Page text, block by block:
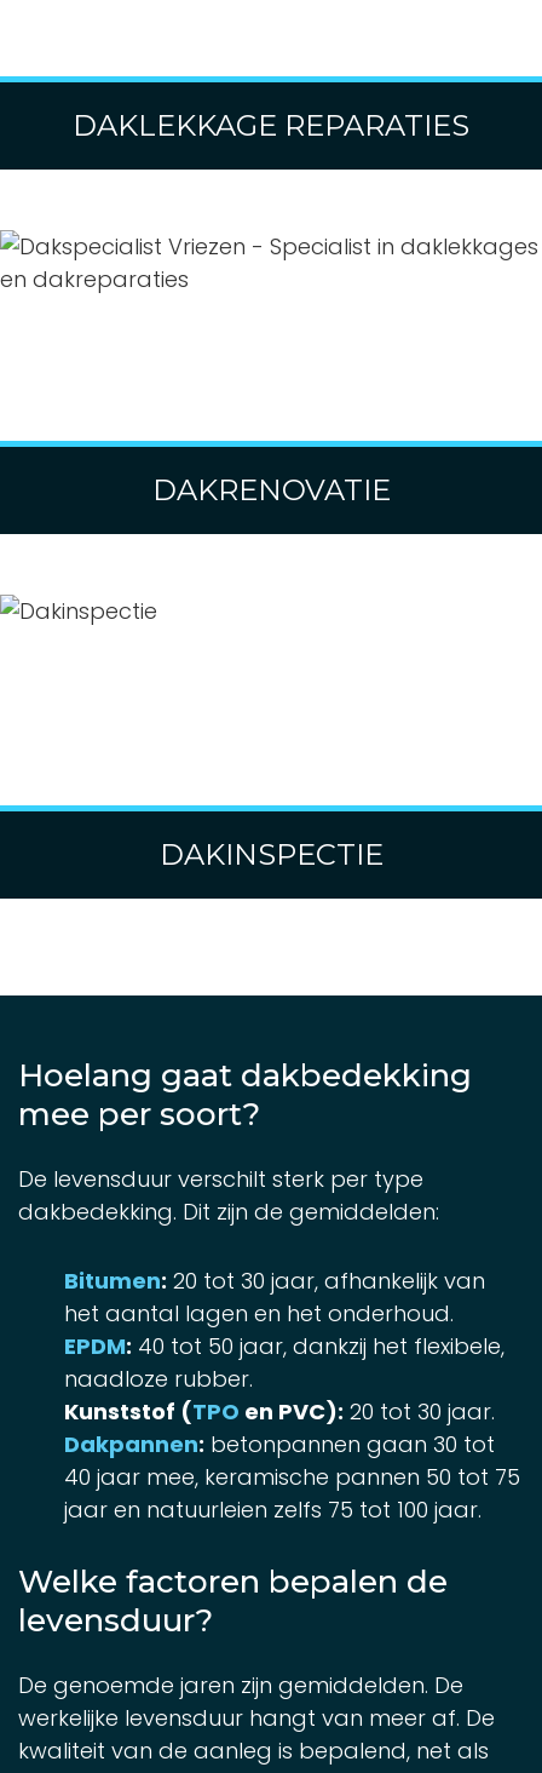
DAKLEKKAGE REPARATIES
DAKRENOVATIE
DAKINSPECTIE
Hoelang gaat dakbedekking
mee per soort?
De levensduur verschilt sterk per type
dakbedekking. Dit zijn de gemiddelden:
Bitumen: 20 tot 30 jaar, afhankelijk van
het aantal lagen en het onderhoud.
EPDM: 40 tot 50 jaar, dankzij het flexibele,
naadloze rubber.
Kunststof (TPO en PVC): 20 tot 30 jaar.
Dakpannen: betonpannen gaan 30 tot
40 jaar mee, keramische pannen 50 tot 75
jaar en natuurleien zelfs 75 tot 100 jaar.
Welke factoren bepalen de
levensduur?
De genoemde jaren zijn gemiddelden. De
werkelijke levensduur hangt van meer af. De
kwaliteit van de aanleg is bepalend, net als